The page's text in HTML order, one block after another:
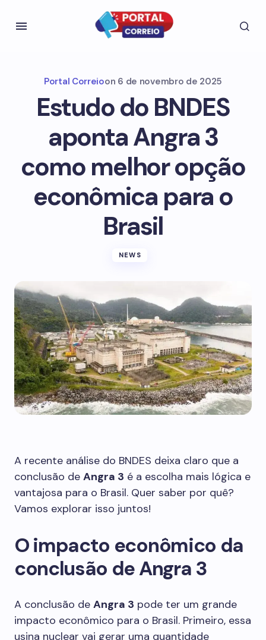
Portal Correioon 6 de novembro de 2025
Estudo do BNDES
aponta Angra 3
como melhor opção
econômica para o
Brasil
NEWS
A recente análise do BNDES deixa claro que a
conclusão de Angra 3 é a escolha mais lógica e
vantajosa para o Brasil. Quer saber por quê?
Vamos explorar isso juntos!
O impacto econômico da
conclusão de Angra 3
A conclusão de Angra 3 pode ter um grande
impacto econômico para o Brasil. Primeiro, essa
usina nuclear vai gerar uma quantidade